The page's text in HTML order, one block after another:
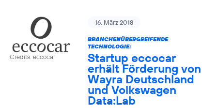
Credits: eccocar
16. März 2018
BRANCHENÜBERGREIFENDE
TECHNOLOGIE:
Startup eccocar
erhält Förderung von
Wayra Deutschland
und Volkswagen
Data:Lab